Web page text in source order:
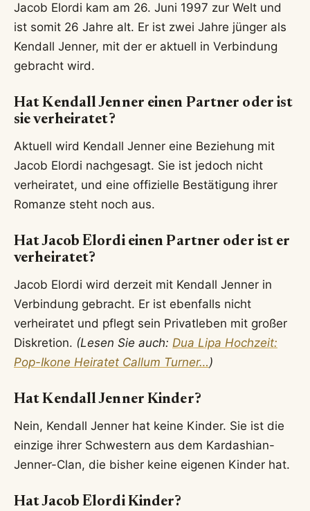
Jacob Elordi kam am 26. Juni 1997 zur Welt und
ist somit 26 Jahre alt. Er ist zwei Jahre jünger als
Kendall Jenner, mit der er aktuell in Verbindung
gebracht wird.
Hat Kendall Jenner einen Partner oder ist
sie verheiratet?
Aktuell wird Kendall Jenner eine Beziehung mit
Jacob Elordi nachgesagt. Sie ist jedoch nicht
verheiratet, und eine offizielle Bestätigung ihrer
Romanze steht noch aus.
Hat Jacob Elordi einen Partner oder ist er
verheiratet?
Jacob Elordi wird derzeit mit Kendall Jenner in
Verbindung gebracht. Er ist ebenfalls nicht
verheiratet und pflegt sein Privatleben mit großer
Diskretion. (Lesen Sie auch: Dua Lipa Hochzeit:
Pop-Ikone Heiratet Callum Turner…)
Hat Kendall Jenner Kinder?
Nein, Kendall Jenner hat keine Kinder. Sie ist die
einzige ihrer Schwestern aus dem Kardashian-
Jenner-Clan, die bisher keine eigenen Kinder hat.
Hat Jacob Elordi Kinder?